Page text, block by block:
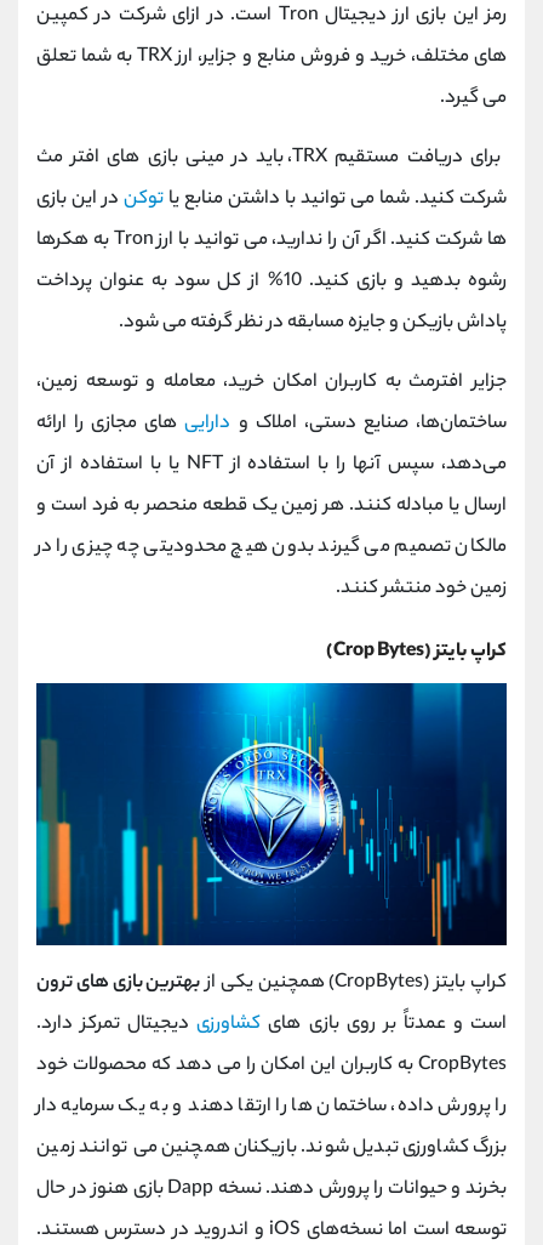
رمز این بازی ارز دیجیتال Tron است. در ازای شرکت در کمپین
های مختلف، خرید و فروش منابع و جزایر، ارز TRX به شما تعلق
می گیرد.
برای دریافت مستقیم TRX، باید در مینی بازی های افتر مث
شرکت کنید. شما می توانید با داشتن منابع یا توکن در این بازی
ها شرکت کنید. اگر آن را ندارید، می توانید با ارز Tron به هکرها
رشوه بدهید و بازی کنید. 10% از کل سود به عنوان پرداخت
پاداش بازیکن و جایزه مسابقه در نظر گرفته می شود.
جزایر افترمث به کاربران امکان خرید، معامله و توسعه زمین،
ساختمان‌ها، صنایع دستی، املاک و دارایی‌های مجازی را ارائه
می‌دهد، سپس آنها را با استفاده از NFT یا با استفاده از آن
ارسال یا مبادله کنند. هر زمین یک قطعه منحصر به فرد است و
مالکان تصمیم می گیرند بدون هیچ محدودیتی چه چیزی را در
زمین خود منتشر کنند.
کراپ‌ بایتز (Crop Bytes)
کراپ‌ بایتز (CropBytes) همچنین یکی از
بهترین بازی های ترون
است و عمدتاً بر روی بازی های کشاورزیدیجیتال تمرکز دارد.
CropBytes به کاربران این امکان را می دهد که محصولات خود
را پرورش داده، ساختمان ها را ارتقا دهند و به یک سرمایه دار
بزرگ کشاورزی تبدیل شوند. بازیکنان همچنین می توانند زمین
بخرند و حیوانات را پرورش دهند. نسخه Dapp بازی هنوز در حال
توسعه است اما نسخه‌های iOS و اندروید در دسترس هستند.